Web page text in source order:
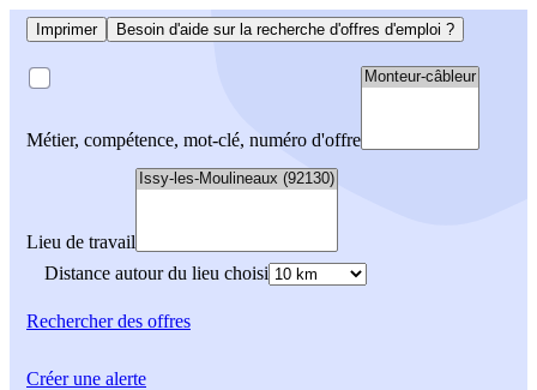
Imprimer Besoin d'aide sur la recherche d'offres d'emploi ?
Métier, compétence, mot-clé, numéro d'offre
Lieu de travail
Distance autour du lieu choisi
Rechercherdes offres
Créer une alerte